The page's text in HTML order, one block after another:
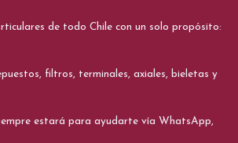
de todo Chile con un solo propósito:
filtros, terminales, axiales, bieletas y
estará para ayudarte vía WhatsApp,